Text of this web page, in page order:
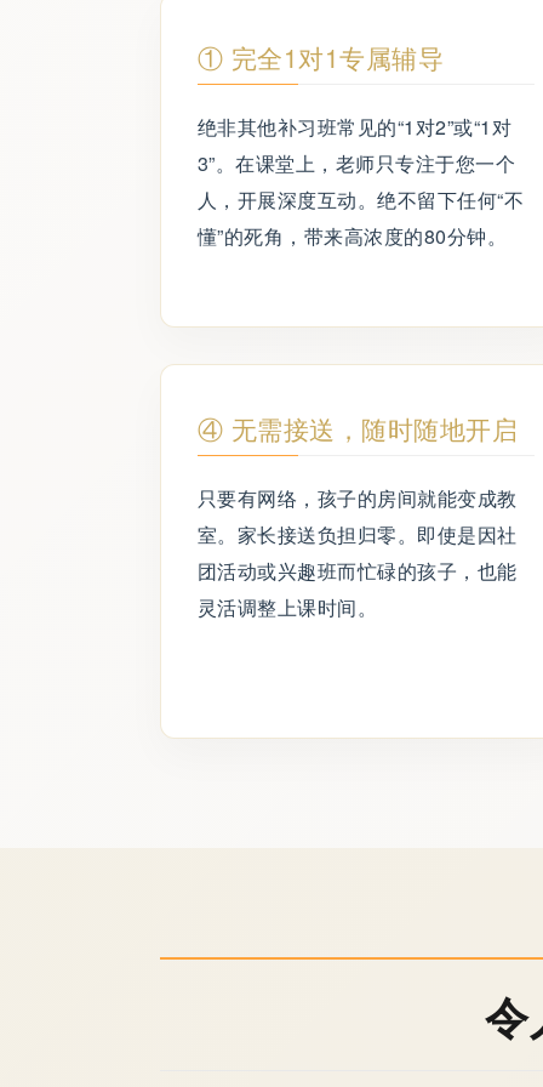
① 完全1对1专属辅导
绝非其他补习班常见的“1对2”或“1对
3”。在课堂上，老师只专注于您一个
人，开展深度互动。绝不留下任何“不
懂”的死角，带来高浓度的80分钟。
④ 无需接送，随时随地开启
只要有网络，孩子的房间就能变成教
室。家长接送负担归零。即使是因社
团活动或兴趣班而忙碌的孩子，也能
灵活调整上课时间。
令